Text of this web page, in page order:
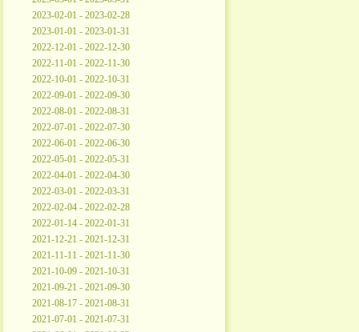
2023-02-01 - 2023-02-28
2023-01-01 - 2023-01-31
2022-12-01 - 2022-12-30
2022-11-01 - 2022-11-30
2022-10-01 - 2022-10-31
2022-09-01 - 2022-09-30
2022-08-01 - 2022-08-31
2022-07-01 - 2022-07-30
2022-06-01 - 2022-06-30
2022-05-01 - 2022-05-31
2022-04-01 - 2022-04-30
2022-03-01 - 2022-03-31
2022-02-04 - 2022-02-28
2022-01-14 - 2022-01-31
2021-12-21 - 2021-12-31
2021-11-11 - 2021-11-30
2021-10-09 - 2021-10-31
2021-09-21 - 2021-09-30
2021-08-17 - 2021-08-31
2021-07-01 - 2021-07-31